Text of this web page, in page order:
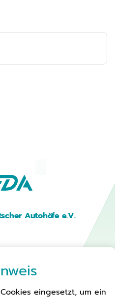
eingesetzt, um ein
Autohöfe e.V.
Parken